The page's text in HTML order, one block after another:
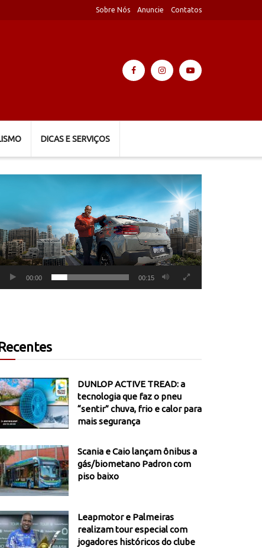
Sobre Nós Anuncie Contatos
DICAS E SERVIÇOS
00:00 00:15
DUNLOP ACTIVE TREAD: a
tecnologia que faz o pneu
“sentir” chuva, frio e calor para
mais segurança
Scania e Caio lançam ônibus a
gás/biometano Padron com
piso baixo
Leapmotor e Palmeiras
realizam tour especial com
jogadores históricos do clube